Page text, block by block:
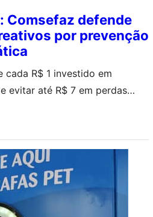
Comsefaz defende
por prevenção
cada R$ 1 investido em
evitar até R$ 7 em perdas